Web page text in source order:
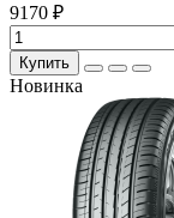
9170 ₽
Купить
Новинка